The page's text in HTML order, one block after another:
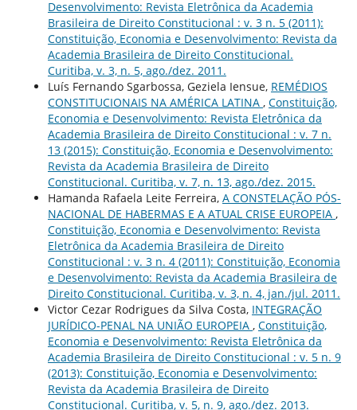
Desenvolvimento: Revista Eletrônica da Academia
Brasileira de Direito Constitucional : v. 3 n. 5 (2011):
Constituição, Economia e Desenvolvimento: Revista da
Academia Brasileira de Direito Constitucional.
Curitiba, v. 3, n. 5, ago./dez. 2011.
Luís Fernando Sgarbossa, Geziela Iensue, REMÉDIOS
CONSTITUCIONAIS NA AMÉRICA LATINA , Constituição,
Economia e Desenvolvimento: Revista Eletrônica da
Academia Brasileira de Direito Constitucional : v. 7 n.
13 (2015): Constituição, Economia e Desenvolvimento:
Revista da Academia Brasileira de Direito
Constitucional. Curitiba, v. 7, n. 13, ago./dez. 2015.
Hamanda Rafaela Leite Ferreira, A CONSTELAÇÃO PÓS-
NACIONAL DE HABERMAS E A ATUAL CRISE EUROPEIA ,
Constituição, Economia e Desenvolvimento: Revista
Eletrônica da Academia Brasileira de Direito
Constitucional : v. 3 n. 4 (2011): Constituição, Economia
e Desenvolvimento: Revista da Academia Brasileira de
Direito Constitucional. Curitiba, v. 3, n. 4, jan./jul. 2011.
Victor Cezar Rodrigues da Silva Costa, INTEGRAÇÃO
JURÍDICO-PENAL NA UNIÃO EUROPEIA , Constituição,
Economia e Desenvolvimento: Revista Eletrônica da
Academia Brasileira de Direito Constitucional : v. 5 n. 9
(2013): Constituição, Economia e Desenvolvimento:
Revista da Academia Brasileira de Direito
Constitucional. Curitiba, v. 5, n. 9, ago./dez. 2013.